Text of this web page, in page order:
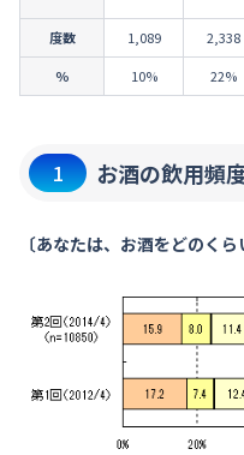
度数 1,089 2,338
％
10% 22%
1 お酒の飲用頻
〔あなたは、お酒をどのく